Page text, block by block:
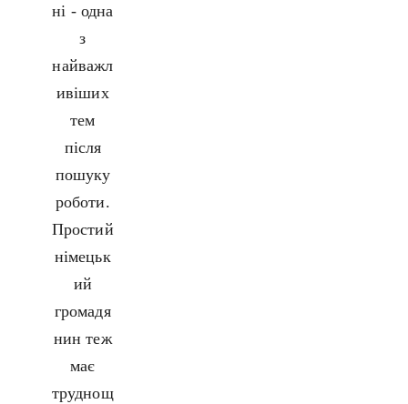
ні - одна
з
найважл
ивіших
тем
після
пошуку
роботи.
Простий
німецьк
ий
громадя
нин теж
має
труднощ